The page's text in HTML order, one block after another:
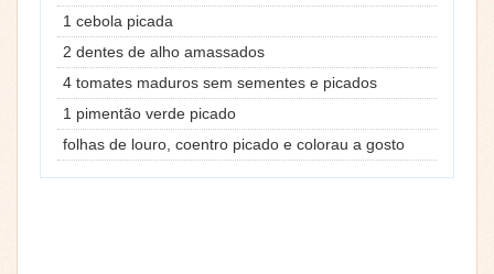
1 cebola picada
2 dentes de alho amassados
4 tomates maduros sem sementes e picados
1 pimentão verde picado
folhas de louro, coentro picado e colorau a gosto